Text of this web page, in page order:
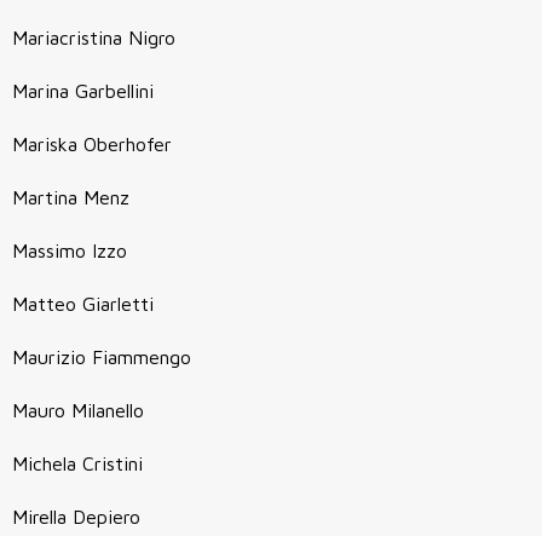
Mariacristina Nigro
Marina Garbellini
Mariska Oberhofer
Martina Menz
Massimo Izzo
Matteo Giarletti
Maurizio Fiammengo
Mauro Milanello
Michela Cristini
Mirella Depiero